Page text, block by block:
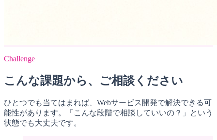
Challenge
こんな課題から、ご相談ください
ひとつでも当てはまれば、Webサービス開発で解決できる可
能性があります。「こんな段階で相談していいの？」という
状態でも大丈夫です。